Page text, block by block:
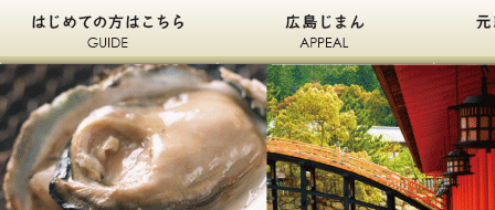
ひろしまええもん